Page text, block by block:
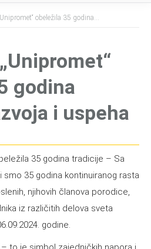
obeležila 35 godina…
godina
i uspeha
35 godina tradicije – Sa
35 godina kontinuiranog rasta
njihovih članova porodice,
iz različitih delova sveta
godine.